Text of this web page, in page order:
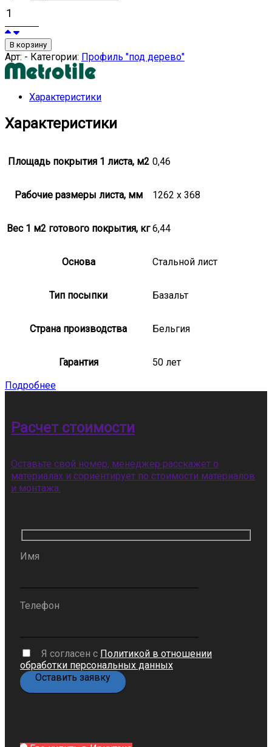
В корзину
Арт: - Категории: Профиль "под дерево"
Характеристики
Характеристики
Площадь покрытия 1 листа, м2 0,46
Рабочие размеры листа, мм 1262 x 368
Вес 1 м2 готового покрытия, кг 6,44
Основа Стальной лист
Тип посыпки Базальт
Страна производства Бельгия
Гарантия
50 лет
Подробнее
Расчет стоимости
Оставьте свой номер, менеджер расскажет о
материалах и сориентирует по стоимости материалов
и монтажа.
Имя
Телефон
Я согласен с Политикой в отношении
обработки персональных данных